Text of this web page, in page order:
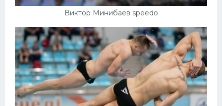
Виктор Минибаев speedo